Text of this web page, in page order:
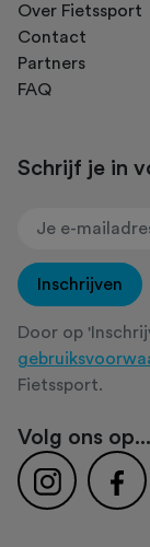
Over Fietssport
Contact
Partners
FAQ
Schrijf je in
Inschrijven
Door op
Fietssport.
Volg ons op...